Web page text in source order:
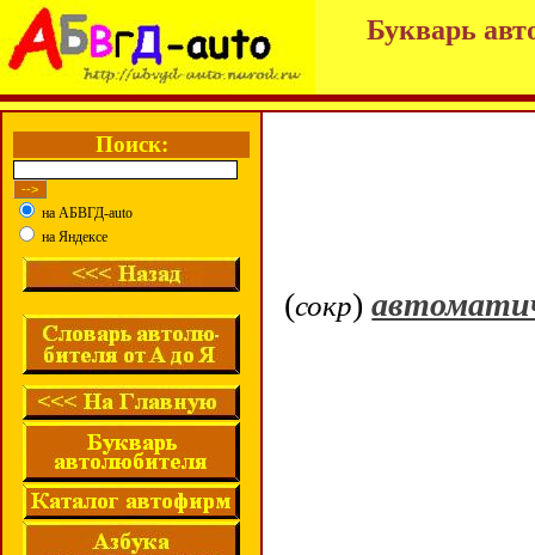
Букварь
Поиск:
на АБВГД-auto
на Яндексе
(сокр)